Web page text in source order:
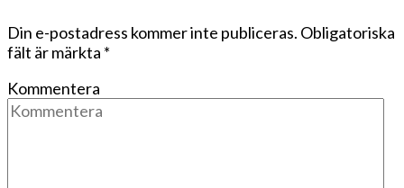
Din e-postadress kommer inte publiceras. Obligatoriska
fält är märkta *
Kommentera